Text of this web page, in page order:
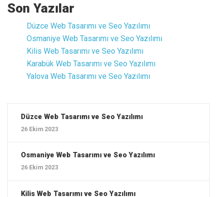
Son Yazılar
Düzce ‎Web Tasarımı ve Seo Yazılımı
Osmaniye ‎Web Tasarımı ve Seo Yazılımı
Kilis ‎Web Tasarımı ve Seo Yazılımı
Karabük ‎Web Tasarımı ve Seo Yazılımı
Yalova ‎Web Tasarımı ve Seo Yazılımı
Düzce ‎Web Tasarımı ve Seo Yazılımı
26 Ekim 2023
Osmaniye ‎Web Tasarımı ve Seo Yazılımı
26 Ekim 2023
Kilis ‎Web Tasarımı ve Seo Yazılımı